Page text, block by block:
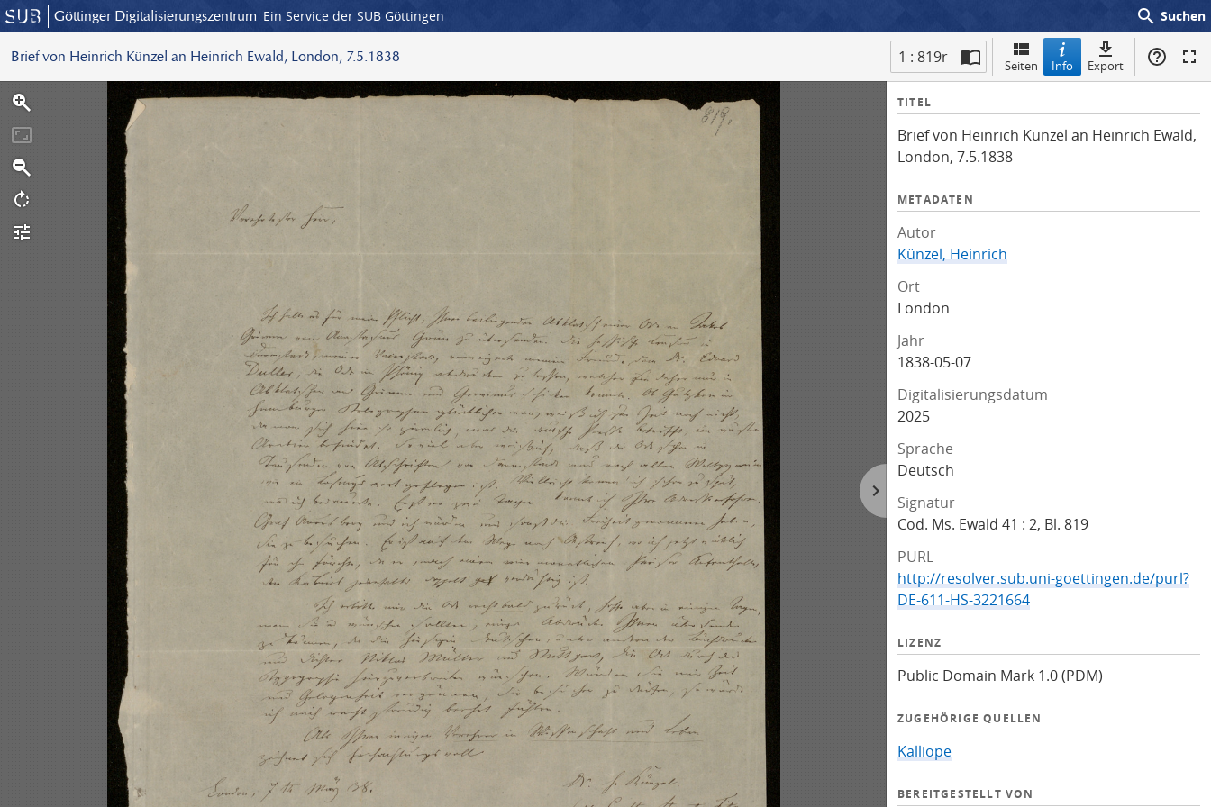
Göttinger Digitalisierungszentrum Ein Service der SUB Göttingen search Suchen
Brief von Heinrich Künzel an Heinrich Ewald, London, 7.5.1838 1 : 819r Seiten Info Export
I
f
o
TITEL
Brief von Heinrich Künzel an Heinrich Ewald,
London, 7.5.1838
METADATEN
Autor
Künzel, Heinrich
Ort
London
Jahr
1838-05-07
Digitalisierungsdatum
2025
Sprache
Deutsch
Signatur
Cod. Ms. Ewald 41 : 2, Bl. 819
PURL
http://resolver.sub.uni-goettingen.de/purl?
DE-611-HS-3221664
LIZENZ
Public Domain Mark 1.0 (PDM)
ZUGEHÖRIGE QUELLEN
Kalliope
BEREITGESTELLT VON